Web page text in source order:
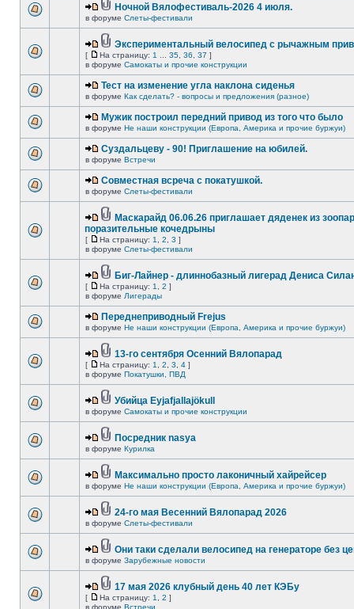
Ночной Вялофестиваль-2026 4 июля.
в форуме Слеты-фестивали
Экспериментальный велосипед с рычажным
[ На страницу: 1 35 36 37 ]
в форуме Самокаты и прочие конструкции
Тест на изменение угла наклона сиденья
в форуме Как сделать? - вопросы и предложения (разное)
Мужик построил передний привод из того что было
в форуме Не наши конструкции (Европа, Америка и прочие буржуи)
Суздальцеву - 90! Приглашение на юбилей.
в форуме Встречи
Совместная всреча с покатушкой.
в форуме Слеты-фестивали
Маскарайд 06.06.26 приглашает дяденек из
поразительные кочедрыны
[ На страницу: 1 2 3 ]
в форуме Слеты-фестивали
Биг-Лайнер - длиннобазный лигерад Дениса
[ На страницу: 1 2 ]
в форуме Лигерады
Переднеприводный Frejus
в форуме Не наши конструкции (Европа, Америка и прочие буржуи)
13-го сентября Осенний Вялопарад
[ На страницу: 1 2 3 4 ]
в форуме Покатушки, ПВД
Убийца Eyjafjallajökull
в форуме Самокаты и прочие конструкции
Посредник nasya
в форуме Курилка
Максимально просто лаконичный хайрейсер
в форуме Не наши конструкции (Европа, Америка и прочие буржуи)
24-го мая Весенний Вялопарад 2026
в форуме Слеты-фестивали
Они таки сделали велосипед на генераторе без
в форуме Зарубежные новости
17 мая 2026 клубный день 40 лет КЭБу
[ На страницу: 1 2 ]
в форуме Встречи